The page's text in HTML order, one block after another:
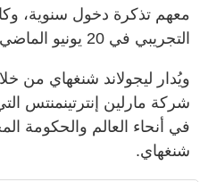
معهم تذكرة دخول سنوية،
التجريبي في 20 يونيو الماضي.
ويُدار ليجولاند شنغهاي من
شركة مارلين إنترتينمنتس
في أنحاء العالم والحكومة
شنغهاي.